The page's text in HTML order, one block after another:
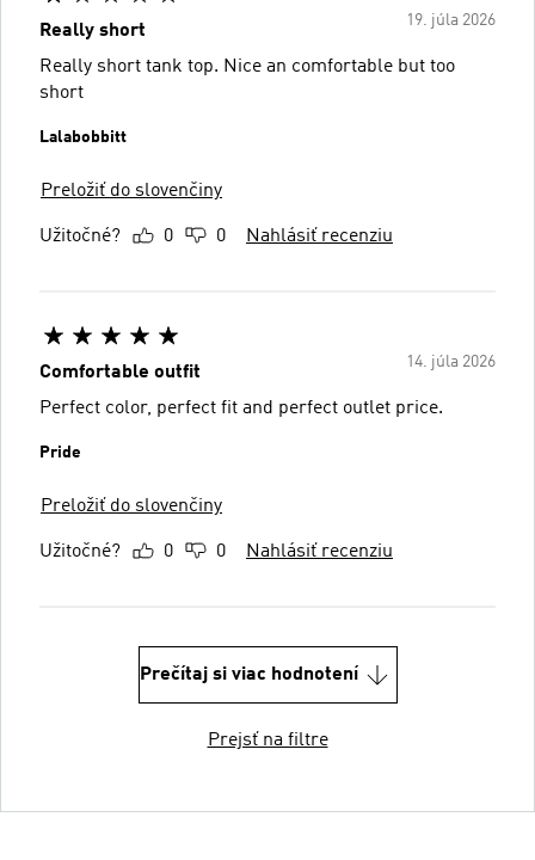
19. júla 2026
Really short
Really short tank top. Nice an comfortable but too
short
Lalabobbitt
Preložiť do slovenčiny
Užitočné? 0 0 Nahlásiť recenziu
14. júla 2026
Comfortable outfit
Perfect color, perfect fit and perfect outlet price.
Pride
Preložiť do slovenčiny
Užitočné? 0 0 Nahlásiť recenziu
Prečítaj si viac hodnotení
Prejsť na filtre